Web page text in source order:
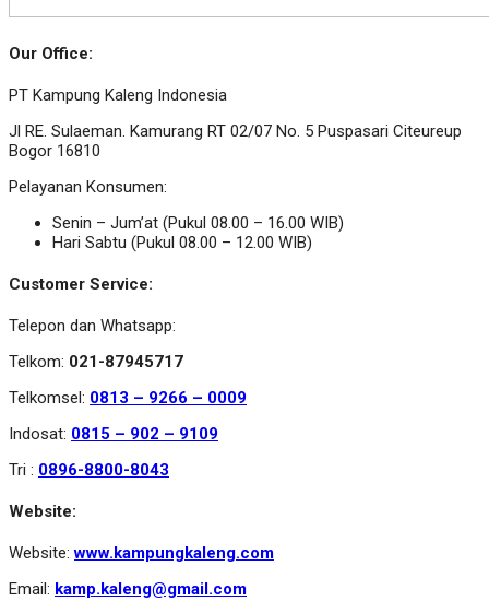
Our Office:
PT Kampung Kaleng Indonesia
Jl RE. Sulaeman. Kamurang RT 02/07 No. 5 Puspasari Citeureup
Bogor 16810
Pelayanan Konsumen:
Senin – Jum’at (Pukul 08.00 – 16.00 WIB)
Hari Sabtu (Pukul 08.00 – 12.00 WIB)
Customer Service:
Telepon dan Whatsapp:
Telkom: 021-87945717
Telkomsel: 0813 – 9266 – 0009
Indosat: 0815 – 902 – 9109
Tri : 0896-8800-8043
Website:
Website:www.kampungkaleng.com
Email: kamp.kaleng@gmail.com